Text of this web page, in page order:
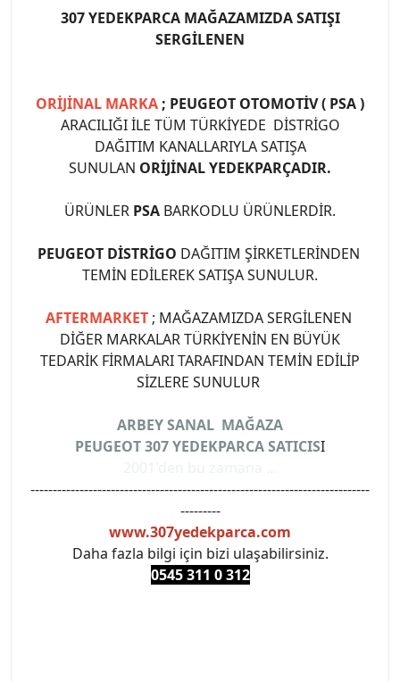
307 YEDEKPARCA MAĞAZAMIZDA SATIŞI
SERGİLENEN
ORİJİNAL MARKA ; PEUGEOT OTOMOTİV ( PSA )
ARACILIĞI İLE TÜM TÜRKİYEDE DİSTRİGO
DAĞITIM KANALLARIYLA SATIŞA
SUNULAN ORİJİNAL YEDEKPARÇADIR.
ÜRÜNLER PSA BARKODLU ÜRÜNLERDİR.
PEUGEOT DİSTRİGO DAĞITIM ŞİRKETLERİNDEN
TEMİN EDİLEREK SATIŞA SUNULUR.
AFTERMARKET ; MAĞAZAMIZDA SERGİLENEN
DİĞER MARKALAR TÜRKİYENİN EN BÜYÜK
TEDARİK FİRMALARI TARAFINDAN TEMİN EDİLİP
SİZLERE SUNULUR
ARBEY SANAL MAĞAZA
PEUGEOT 307 YEDEKPARCA SATICISI
----------------------------------------------------------------------------
---------
www.307yedekparca.com
Daha fazla bilgi için bizi ulaşabilirsiniz.
0545 311 0 312